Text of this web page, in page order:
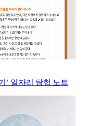
’ 일자리 탐험 노트